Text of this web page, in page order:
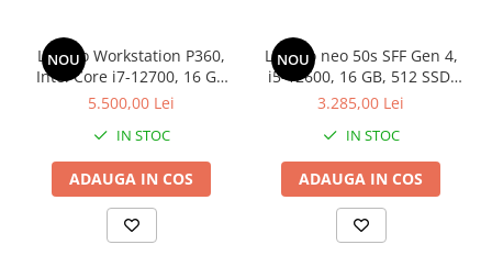
UPS-uri
Accesorii UPS-uri
Statii GRAFICE
Statii GRAFICE NOI
Statii GRAFICE Refurbished
Imprimante&Consumabile
NOU
Lenovo Workstation P360,
Intel Core i7-12700, 16 GB
DDR5, 512GB, NVIDIA T1000
5.500,00 Lei
IN STOC
ADAUGA IN COS
NOU
Lenovo neo 50s SFF Gen 4,
i5-12600, 16 GB, 512 SSD,
Win 11 Pro
3.285,00 Lei
IN STOC
ADAUGA IN COS